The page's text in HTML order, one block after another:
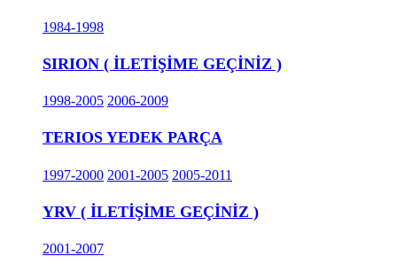
1984-1998
SIRION ( İLETİŞİME GEÇİNİZ )
1998-2005 2006-2009
TERIOS YEDEK PARÇA
1997-2000 2001-2005 2005-2011
YRV ( İLETİŞİME GEÇİNİZ )
2001-2007